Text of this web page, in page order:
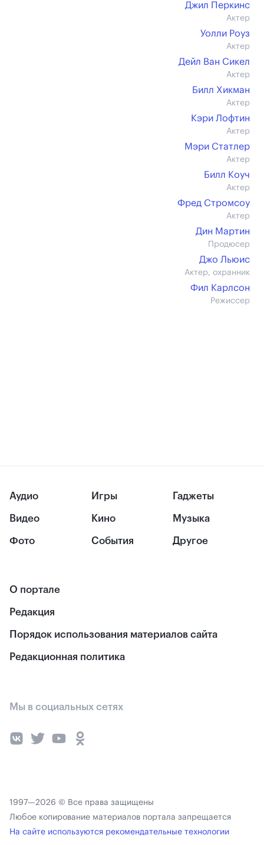
Джил Перкинс
Актер
Уолли Роуз
Актер
Дейл Ван Сикел
Актер
Билл Хикман
Актер
Кэри Лофтин
Актер
Мэри Статлер
Актер
Билл Коуч
Актер
Фред Стромсоу
Актер
Дин Мартин
Продюсер
Джо Льюис
Актер, охранник
Фил Карлсон
Режиссер
Аудио
Видео
Фото
Игры
Кино
События
Гаджеты
Музыка
Другое
О портале
Редакция
Порядок использования материалов сайта
Редакционная политика
Мы в социальных сетях
1997—2026 © Все права защищены
Любое копирование материалов портала запрещается
На сайте используются рекомендательные технологии